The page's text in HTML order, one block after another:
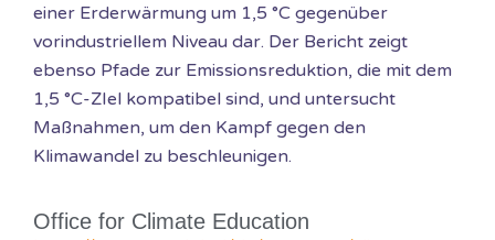
einer Erderwärmung um 1,5 °C gegenüber
vorindustriellem Niveau dar. Der Bericht zeigt
ebenso Pfade zur Emissionsreduktion, die mit dem
1,5 °C-ZIel kompatibel sind, und untersucht
Maßnahmen, um den Kampf gegen den
Klimawandel zu beschleunigen.
Office for Climate Education